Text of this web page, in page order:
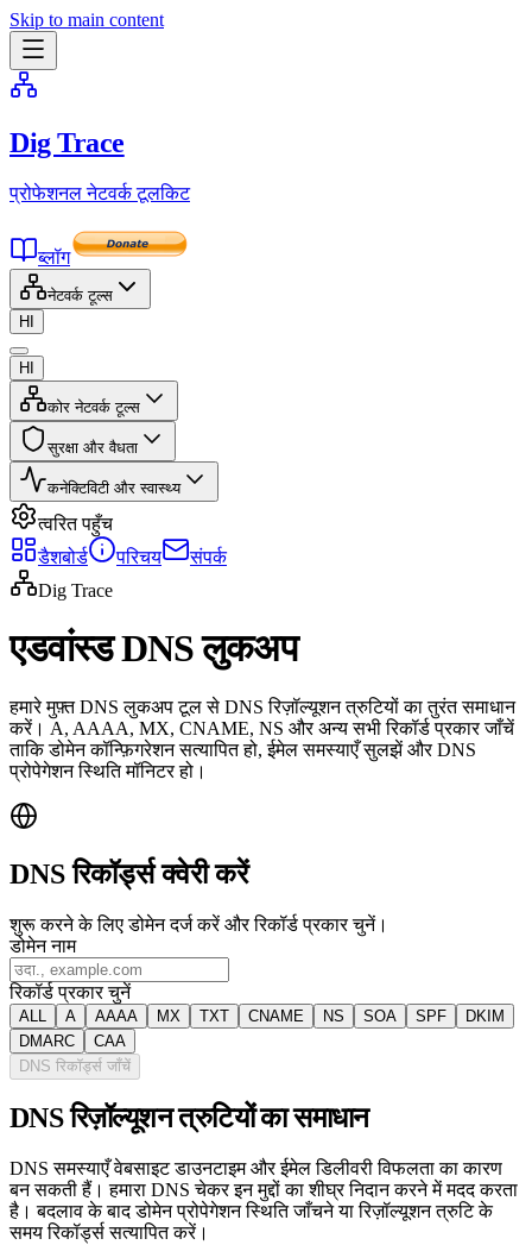
Skip to main content
Dig Trace
प्रोफेशनल नेटवर्क टूलकिट
ब्लॉग
नेटवर्क टूल्स
HI
HI
कोर नेटवर्क टूल्स
सुरक्षा और वैधता
कनेक्टिविटी और स्वास्थ्य
त्वरित पहुँच
डैशबोर्ड
परिचय
संपर्क
Dig Trace
एडवांस्ड DNS लुकअप
हमारे मुफ़्त DNS लुकअप टूल से DNS रिज़ॉल्यूशन त्रुटियों का तुरंत समाधान
करें। A, AAAA, MX, CNAME, NS और अन्य सभी रिकॉर्ड प्रकार जाँचें
ताकि डोमेन कॉन्फ़िगरेशन सत्यापित हो, ईमेल समस्याएँ सुलझें और DNS
प्रोपेगेशन स्थिति मॉनिटर हो।
DNS रिकॉर्ड्स क्वेरी करें
शुरू करने के लिए डोमेन दर्ज करें और रिकॉर्ड प्रकार चुनें।
डोमेन नाम
रिकॉर्ड प्रकार चुनें
ALL A AAAA MX TXT CNAME NS SOA SPF
DKIM
DMARC
CAA
DNS रिकॉर्ड्स जाँचें
DNS रिज़ॉल्यूशन त्रुटियों का समाधान
DNS समस्याएँ वेबसाइट डाउनटाइम और ईमेल डिलीवरी विफलता का कारण
बन सकती हैं। हमारा DNS चेकर इन मुद्दों का शीघ्र निदान करने में मदद करता
है। बदलाव के बाद डोमेन प्रोपेगेशन स्थिति जाँचने या रिज़ॉल्यूशन त्रुटि के
समय रिकॉर्ड्स सत्यापित करें।